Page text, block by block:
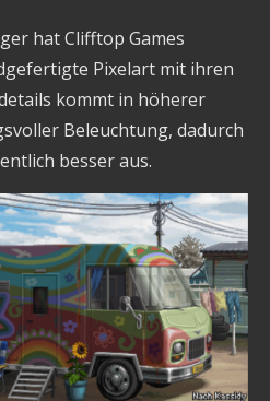
hat Clifftop Games
Pixelart mit ihren
kommt in höherer
Beleuchtung, dadurch
besser aus.